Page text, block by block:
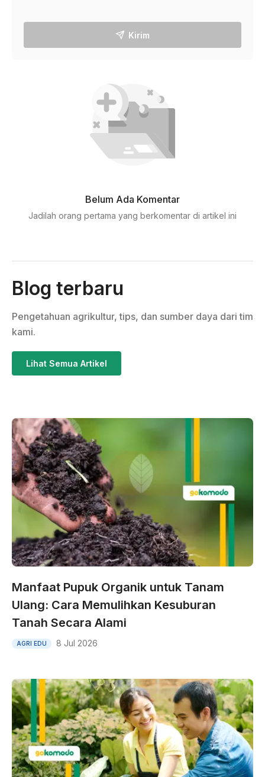
Kirim
Belum Ada Komentar
Jadilah orang pertama yang berkomentar di artikel ini
Blog terbaru
Pengetahuan agrikultur, tips, dan sumber daya dari tim
kami.
Lihat Semua Artikel
Manfaat Pupuk Organik untuk Tanam
Ulang: Cara Memulihkan Kesuburan
Tanah Secara Alami
AGRI EDU 8 Jul 2026